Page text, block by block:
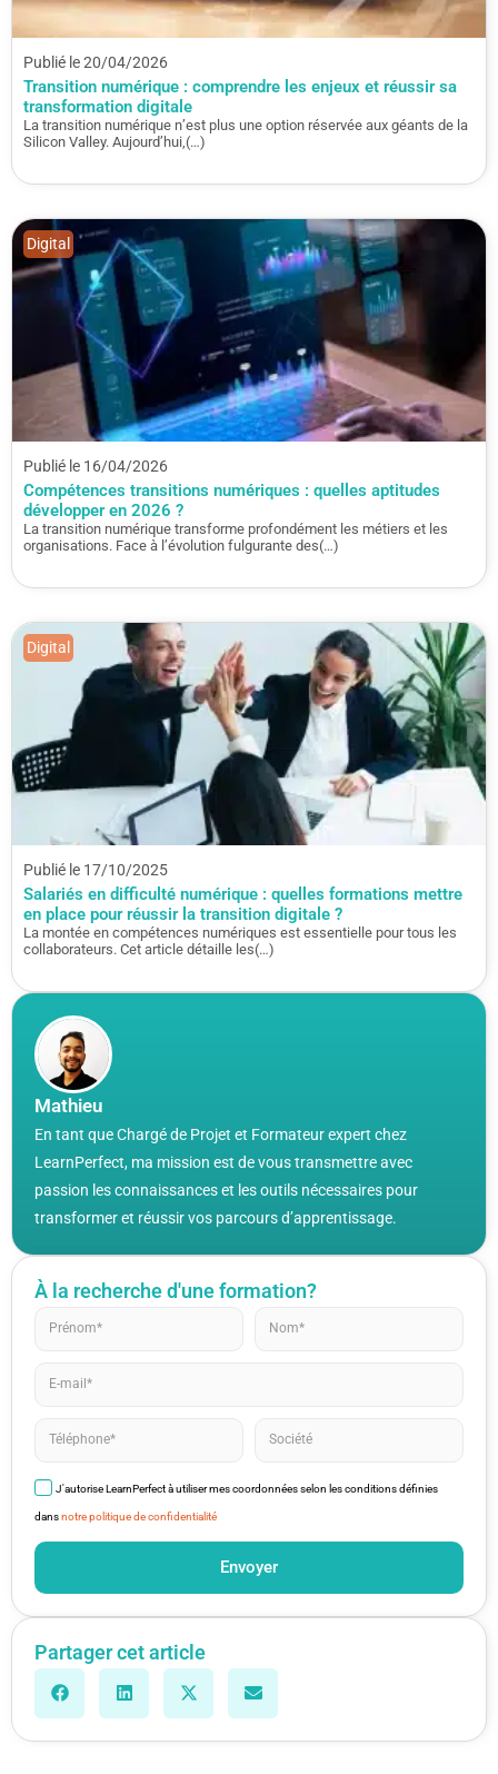
Mathieu
En tant que Chargé de Projet et Formateur expert chez
LearnPerfect, ma mission est de vous transmettre avec
passion les connaissances et les outils nécessaires pour
transformer et réussir vos parcours d’apprentissage.
À la recherche d'une formation?
J'autorise LearnPerfect à utiliser mes coordonnées selon les conditions définies
dansnotre politique de confidentialité
Envoyer
Partager cet article
Publié le 20/04/2026
Transition numérique : comprendre les enjeux et réussir sa
transformation digitale
La transition numérique n’est plus une option réservée aux géants de la
Silicon Valley. Aujourd’hui,(…)
Publié le 16/04/2026
Compétences transitions numériques : quelles aptitudes
développer en 2026 ?
La transition numérique transforme profondément les métiers et les
organisations. Face à l’évolution fulgurante des(…)
Digital
Publié le 17/10/2025
Salariés en difficulté numérique : quelles formations mettre
en place pour réussir la transition digitale ?
La montée en compétences numériques est essentielle pour tous les
collaborateurs. Cet article détaille les(…)
Digital